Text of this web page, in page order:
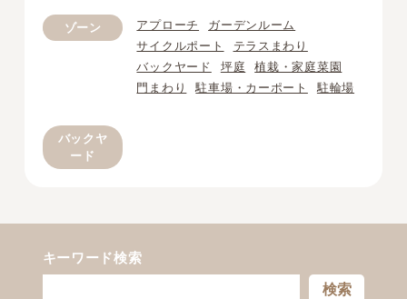
ゾーン アプローチ
ガーデンルーム
サイクルポート
テラスまわり
バックヤード
坪庭
植栽・家庭菜園
門まわり
駐車場・カーポート 駐輪場
バックヤ
ード
キーワード検索
検索